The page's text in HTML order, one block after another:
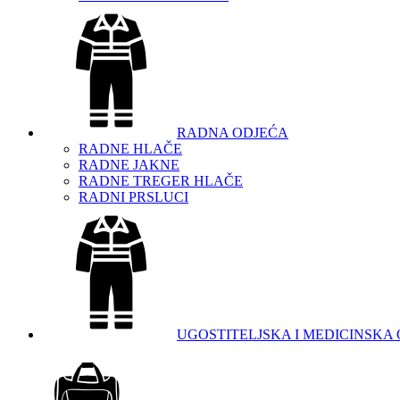
RADNA ODJEĆA
RADNE HLAČE
RADNE JAKNE
RADNE TREGER HLAČE
RADNI PRSLUCI
UGOSTITELJSKA I MEDICINSKA